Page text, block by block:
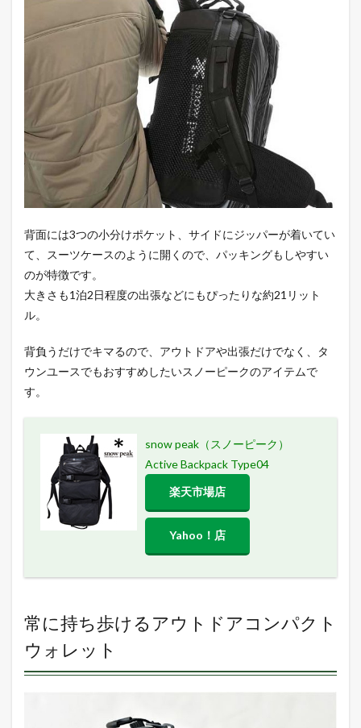
背面には3つの小分けポケット、サイドにジッパーが着いてい
て、スーツケースのように開くので、パッキングもしやすい
のが特徴です。
大きさも1泊2日程度の出張などにもぴったりな約21リット
ル。
背負うだけでキマるので、アウトドアや出張だけでなく、タ
ウンユースでもおすすめしたいスノーピークのアイテムで
す。
snow peak（スノーピーク）
Active Backpack Type04
楽天市場店
Yahoo！店
常に持ち歩けるアウトドアコンパクト
ウォレット